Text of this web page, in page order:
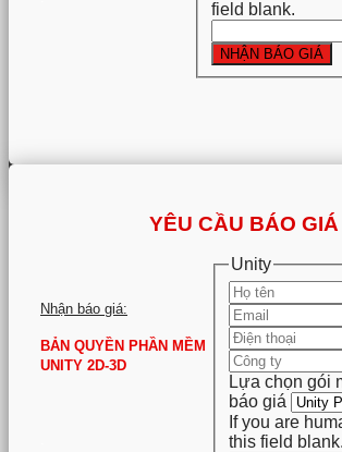
field blank.
NHẬN BÁO GIÁ
YÊU CẦU BÁO GIÁ
Nhận báo giá:
BẢN QUYỀN PHẦN MỀM
UNITY 2D-3D
Unity
Lựa chọn gói
báo giá
If you are
this field blank.